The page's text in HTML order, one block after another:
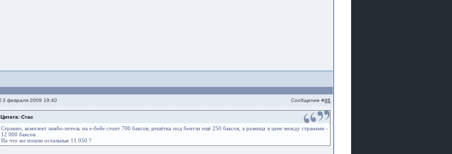
3 февраля 2009 19:40 Сообщение #46
Цитата: Стас
Странно, комплект ламбо-петель на е-бейе стоит 700 баксов, решётка под бентли ещё 250 баксов, а разница в цене между странами -
12 000 баксов.
На что же пошли остальные 11 050 ?